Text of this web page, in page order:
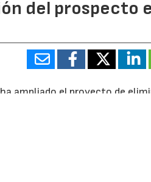
del prospecto
ampliado el proyecto de